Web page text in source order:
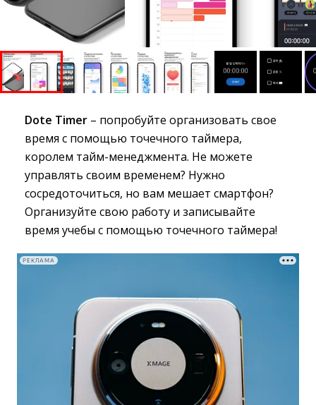
Dote Timer – попробуйте организовать свое
время с помощью точечного таймера,
королем тайм-менеджмента. Не можете
управлять своим временем? Нужно
сосредоточиться, но вам мешает смартфон?
Организуйте свою работу и записывайте
время учебы с помощью точечного таймера!
РЕКЛАМА